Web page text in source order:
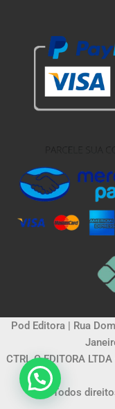
Pod Editora | Rua
CTRL C EDITORA
© Todos